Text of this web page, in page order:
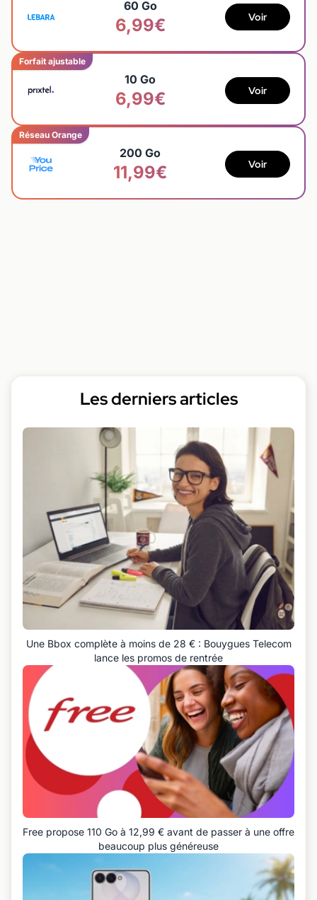
60 Go
6,99€ Voir
Forfait ajustable
10 Go
6,99€ Voir
Réseau Orange
200 Go
11,99€ Voir
Les derniers articles
Une Bbox complète à moins de 28 € : Bouygues Telecom
lance les promos de rentrée
Free propose 110 Go à 12,99 € avant de passer à une offre
beaucoup plus généreuse